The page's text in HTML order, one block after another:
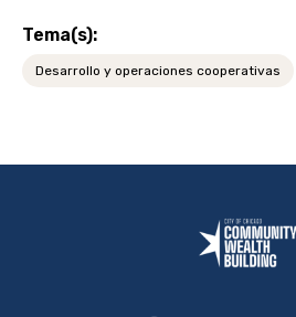
Tema(s):
Desarrollo y operaciones cooperativas